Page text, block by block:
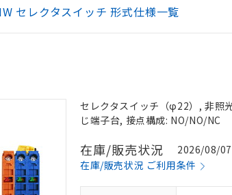
セレクタスイッチ 形式仕様一覧
セレクタスイッチ（φ22）, 非照
じ端子台, 接点構成: NO/NO/NC
在庫/販売状況
2026/08/
在庫/販売状況 ご利用条件